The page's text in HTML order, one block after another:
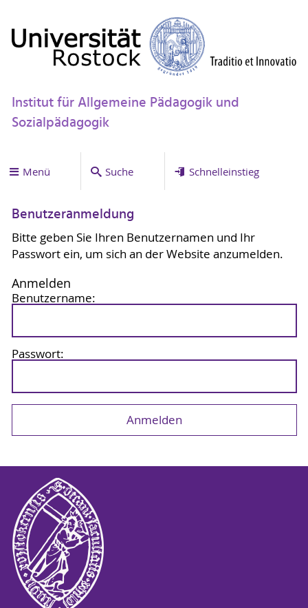
Institut für Allgemeine Pädagogik und
Sozialpädagogik
Menü Suche Schnelleinstieg
Benutzeranmeldung
Bitte geben Sie Ihren Benutzernamen und Ihr
Passwort ein, um sich an der Website anzumelden.
Anmelden
Benutzername:
Passwort: